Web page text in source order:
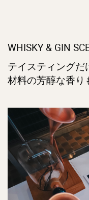
WHISKY & GIN
テイスティング
材料の芳醇な香り